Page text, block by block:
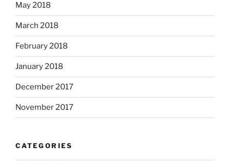
May 2018
March 2018
February 2018
January 2018
December 2017
November 2017
CATEGORIES